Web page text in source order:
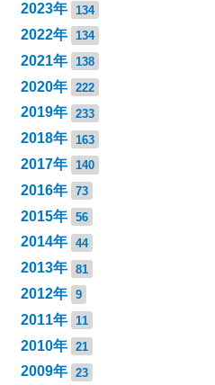
2023年 134
2022年 134
2021年 138
2020年 222
2019年 233
2018年 163
2017年 140
2016年 73
2015年 56
2014年 44
2013年 81
2012年 9
2011年 11
2010年 21
2009年 23